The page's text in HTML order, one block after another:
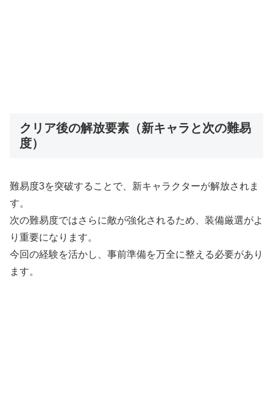
クリア後の解放要素（新キャラと次の難易
度）
難易度3を突破することで、新キャラクターが解放されま
す。
次の難易度ではさらに敵が強化されるため、装備厳選がよ
り重要になります。
今回の経験を活かし、事前準備を万全に整える必要があり
ます。